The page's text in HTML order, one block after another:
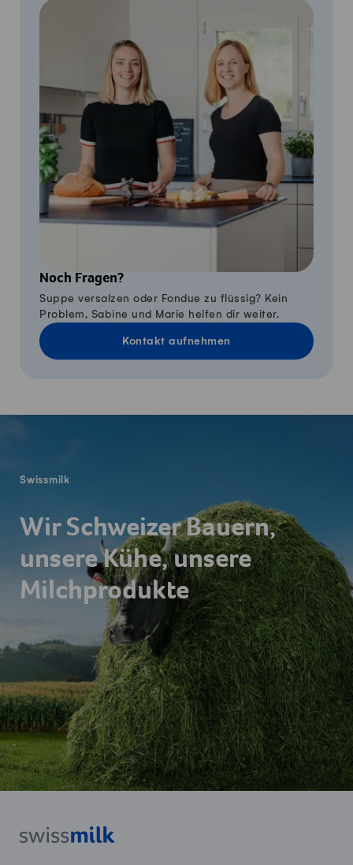
Noch Fragen?
Suppe versalzen oder Fondue zu flüssig? Kein
Problem, Sabine und Marie helfen dir weiter.
Kontakt aufnehmen
Swissmilk
Wir Schweizer Bauern,
unsere Kühe, unsere
Milchprodukte